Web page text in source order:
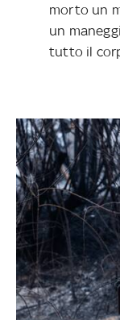
morto un
un
tutto il